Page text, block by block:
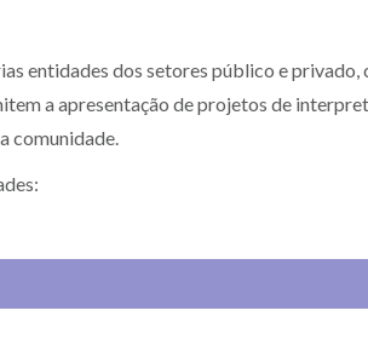
entidades dos setores público e
a apresentação de projetos de
comunidade.